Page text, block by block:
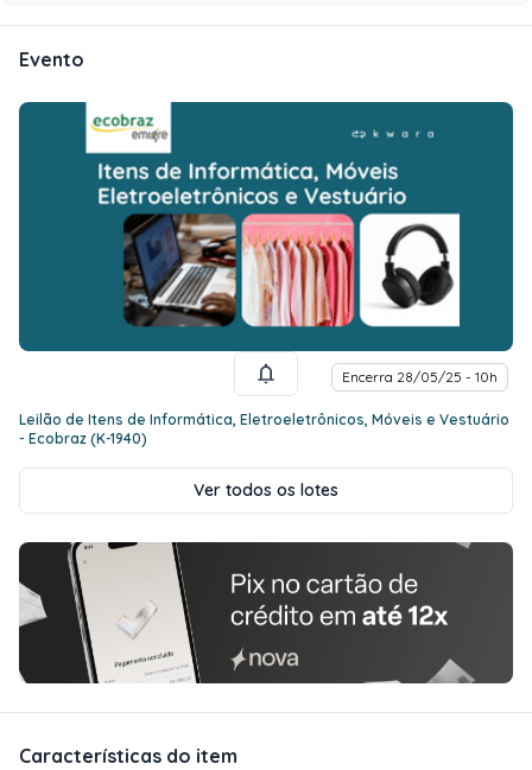
Evento
Encerra 28/05/25 - 10h
Leilão de Itens de Informática, Eletroeletrônicos, Móveis e Vestuário
- Ecobraz (K-1940)
Ver todos os lotes
Características do item